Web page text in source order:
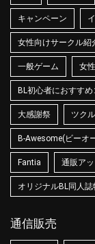
キャンペーン
女性向けサークル紹
一般ゲーム 女
BL初心者におすすめ
大感謝祭 ツク
B-Awesome(ビーオ
Fantia 通販ア
オリジナルBL同人誌
通信販売